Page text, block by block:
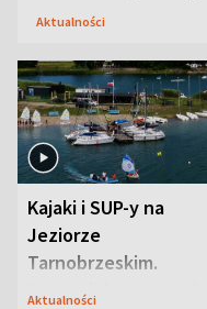
Aktualności
Kajaki i SUP-y na
Jeziorze
Tarnobrzeskim.
Przyrodnicy zwracają
Aktualności